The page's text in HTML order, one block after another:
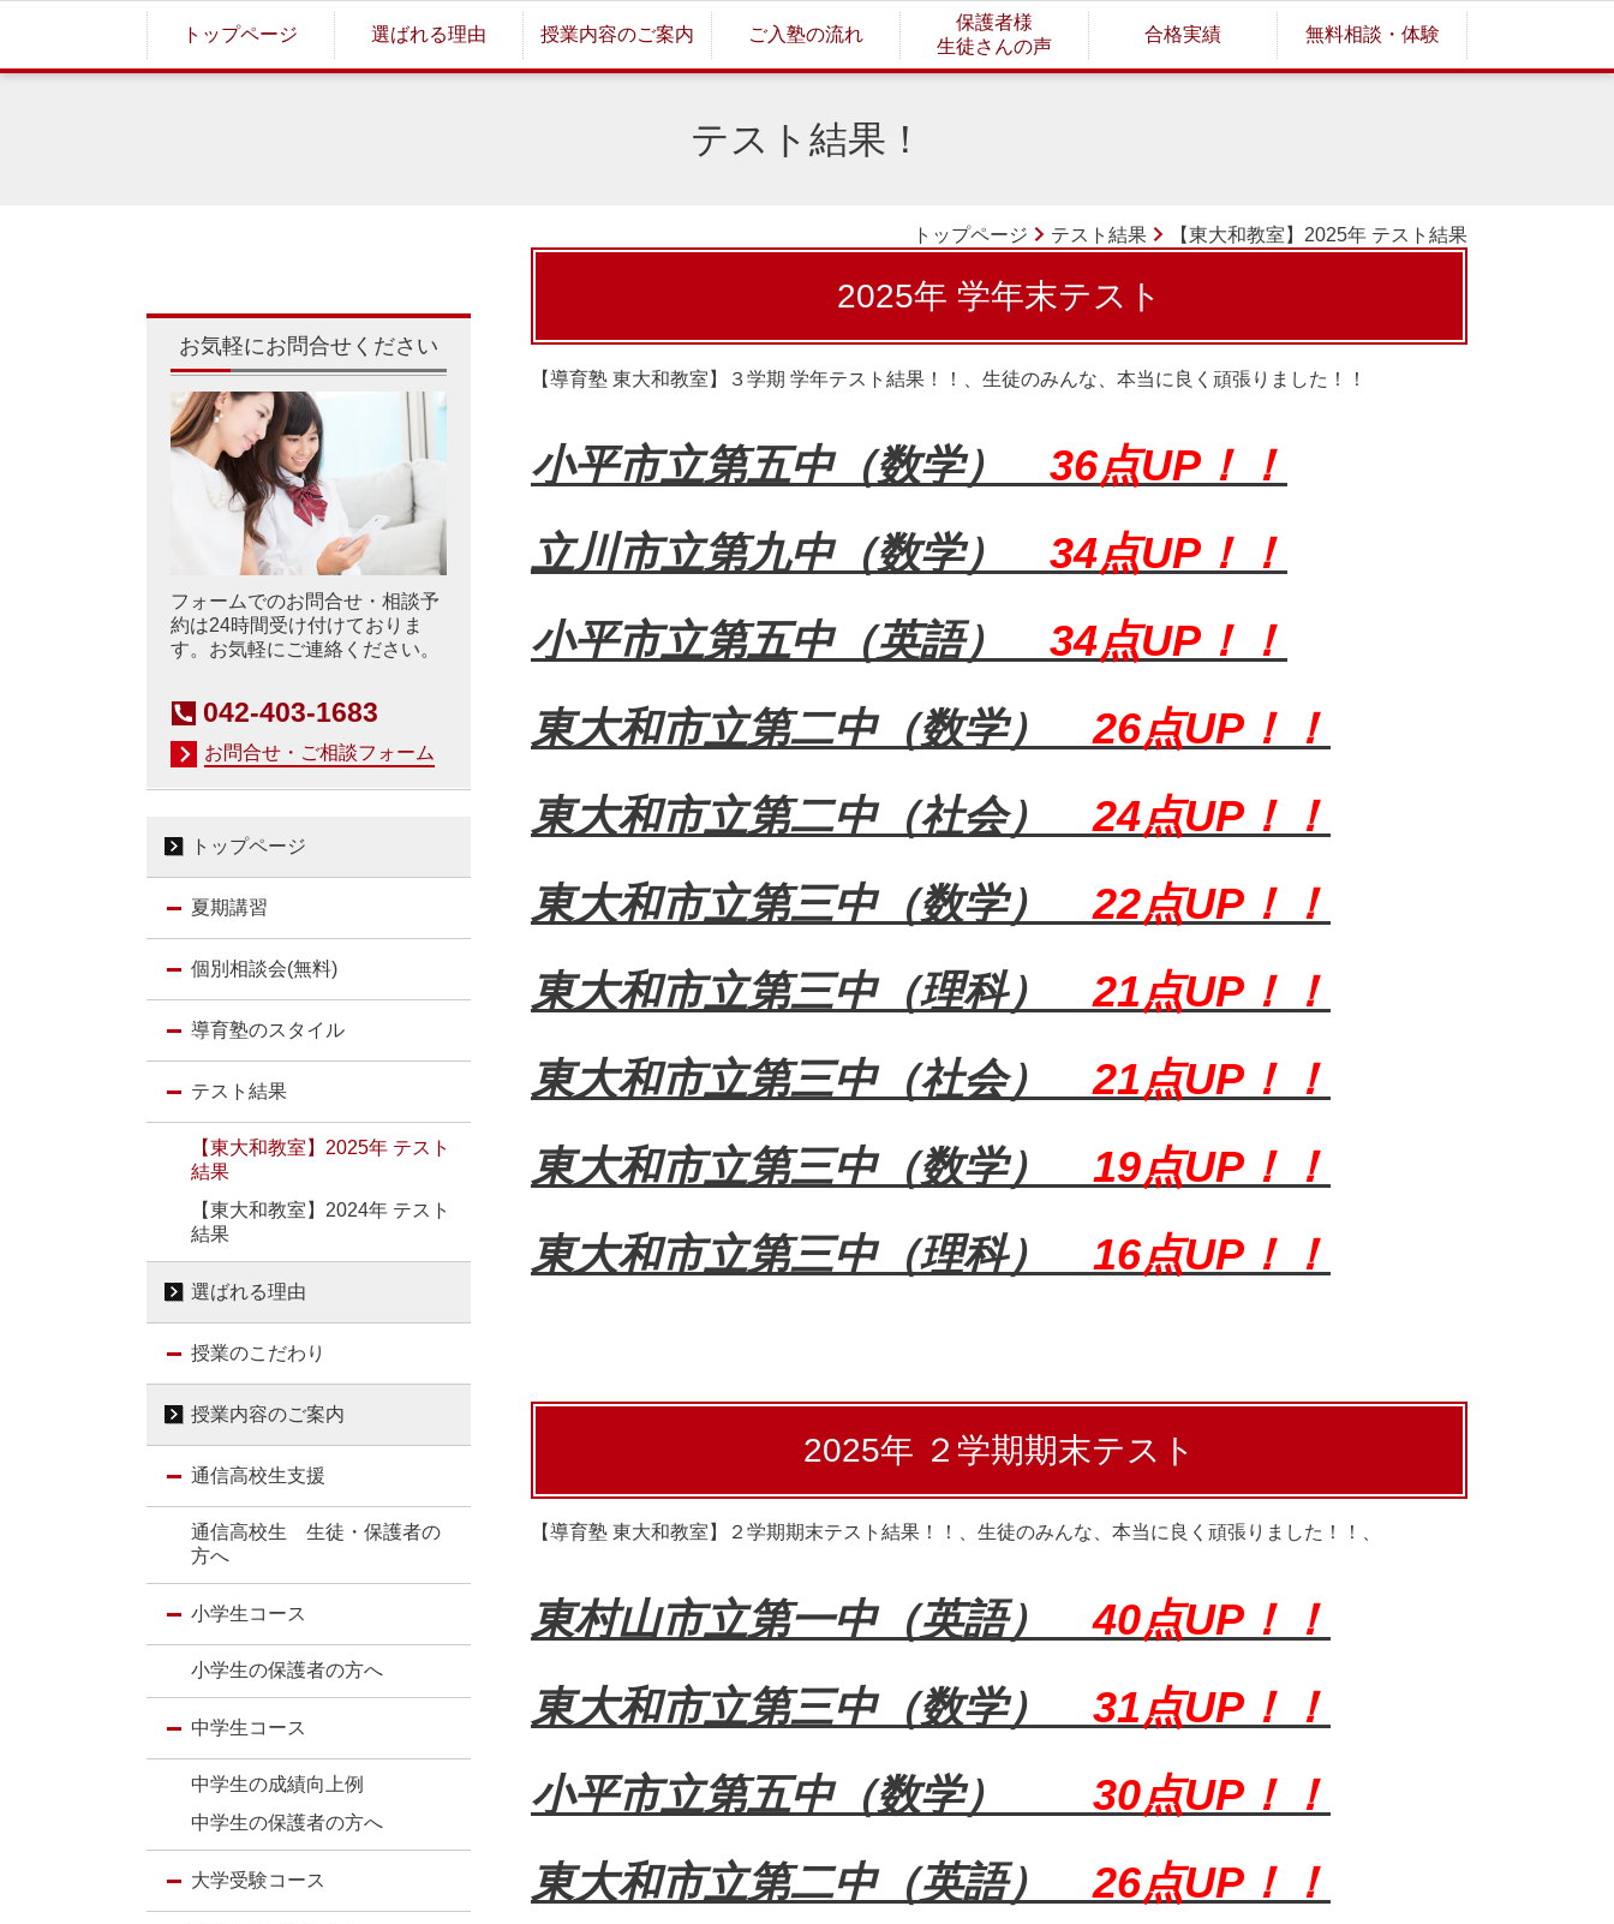
トップページ 選ばれる理由 授業内容のご案内 ご入塾の流れ
保護者様
生徒さんの声
合格実績 無料相談・体験
テスト結果！
トップページ テスト結果 【東大和教室】2025年 テスト結果
2025年 学年末テスト
【導育塾 東大和教室】３学期 学年テスト結果！！、生徒のみんな、本当に良く頑張りました！！
小平市立第五中（数学） 36点UP！！
立川市立第九中（数学） 34点UP！！
小平市立第五中（英語） 34点UP！！
東大和市立第二中（数学）26点UP！！
東大和市立第二中（社会）24点UP！！
東大和市立第三中（数学）22点UP！！
東大和市立第三中（理科）21点UP！！
東大和市立第三中（社会）21点UP！！
東大和市立第三中（数学） 19点UP！！
東大和市立第三中（理科） 16点UP！！
2025年 ２学期期末テスト
【導育塾 東大和教室】２学期期末テスト結果！！、生徒のみんな、本当に良く頑張りました！！、
東村山市立第一中（英語）40点UP！！
東大和市立第三中（数学） 31点UP！！
小平市立第五中（数学） 30点UP！！
東大和市立第二中（英語）26点UP！！
お気軽にお問合せください
フォームでのお問合せ・相談予
約は24時間受け付けておりま
す。お気軽にご連絡ください。
042-403-1683
お問合せ・ご相談フォーム
トップページ
夏期講習
個別相談会(無料)
導育塾のスタイル
テスト結果
【東大和教室】2025年 テスト
結果
【東大和教室】2024年 テスト
結果
選ばれる理由
授業のこだわり
授業内容のご案内
通信高校生支援
通信高校生 生徒・保護者の
方へ
小学生コース
小学生の保護者の方へ
中学生コース
中学生の成績向上例
中学生の保護者の方へ
大学受験コース